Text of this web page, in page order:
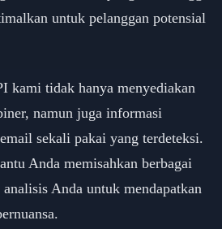
untuk pelanggan potensial
kami tidak hanya menyediakan
namun juga informasi
sekali pakai yang terdeteksi.
Anda memisahkan berbagai
Anda untuk mendapatkan